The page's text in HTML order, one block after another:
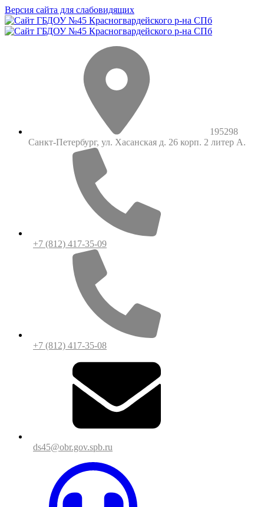
Версия сайта для слабовидящих
195298
Санкт-Петербург, ул. Хасанская д. 26 корп. 2 литер А.
+7 (812) 417-35-09
+7 (812) 417-35-08
ds45@obr.gov.spb.ru